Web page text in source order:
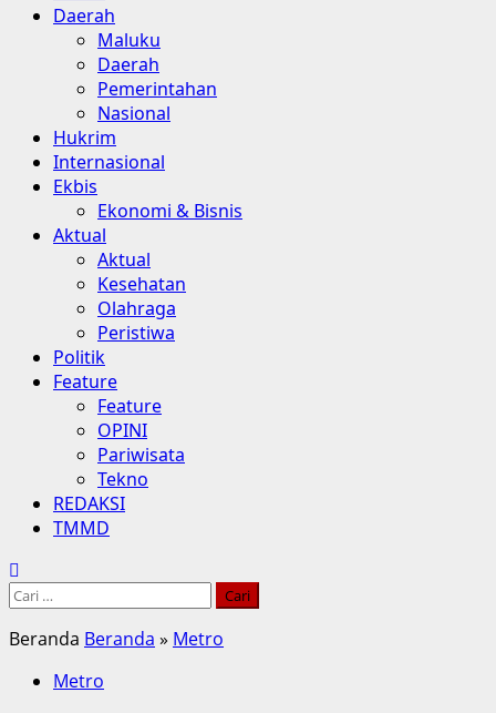
Daerah
Maluku
Daerah
Pemerintahan
Nasional
Hukrim
Internasional
Ekbis
Ekonomi & Bisnis
Aktual
Aktual
Kesehatan
Olahraga
Peristiwa
Politik
Feature
Feature
OPINI
Pariwisata
Tekno
REDAKSI
TMMD
Beranda Beranda » Metro
Metro